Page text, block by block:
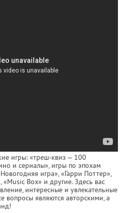
игры: «треш-квиз — 100
и сериалы», игры по эпохам
игра», «Гарри Поттер»,
Box» и другие. Здесь вас
интересные и увлекательные
вопросы являются авторскими, а